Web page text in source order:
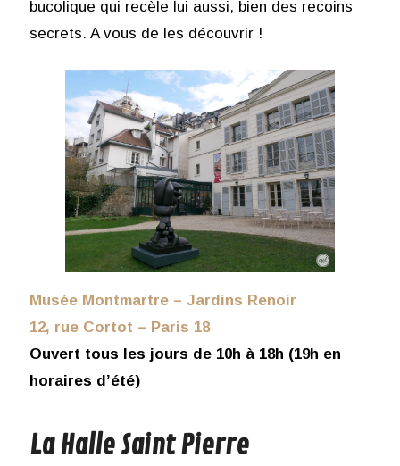
bucolique qui recèle lui aussi, bien des recoins
secrets. A vous de les découvrir !
Musée Montmartre – Jardins Renoir
12, rue Cortot – Paris 18
Ouvert tous les jours de 10h à 18h (19h en
horaires d’été)
La Halle Saint Pierre